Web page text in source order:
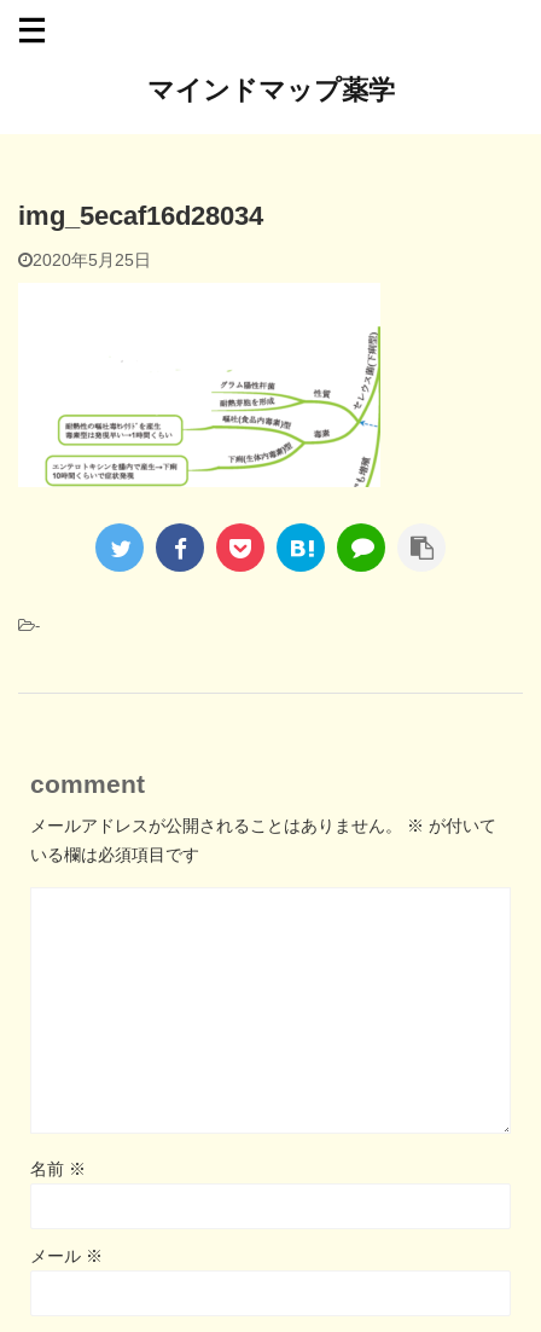
マインドマップ薬学
img_5ecaf16d28034
2020年5月25日
-
comment
メールアドレスが公開されることはありません。 ※ が付いて
いる欄は必須項目です
名前 ※
メール ※